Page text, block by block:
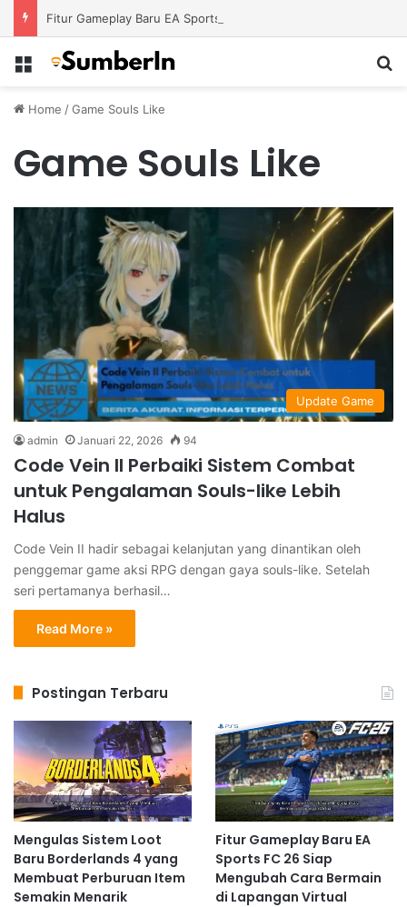
Menu
Home /Game Souls Like
Game Souls Like
Update Game
admin Januari 22, 2026 94
Code Vein II Perbaiki Sistem Combat
untuk Pengalaman Souls-like Lebih
Halus
Code Vein II hadir sebagai kelanjutan yang dinantikan oleh
penggemar game aksi RPG dengan gaya souls-like. Setelah
seri pertamanya berhasil…
Read More »
Postingan Terbaru
Mengulas Sistem Loot
Baru Borderlands 4 yang
Membuat Perburuan Item
Semakin Menarik
Fitur Gameplay Baru EA
Sports FC 26 Siap
Mengubah Cara Bermain
di Lapangan Virtual